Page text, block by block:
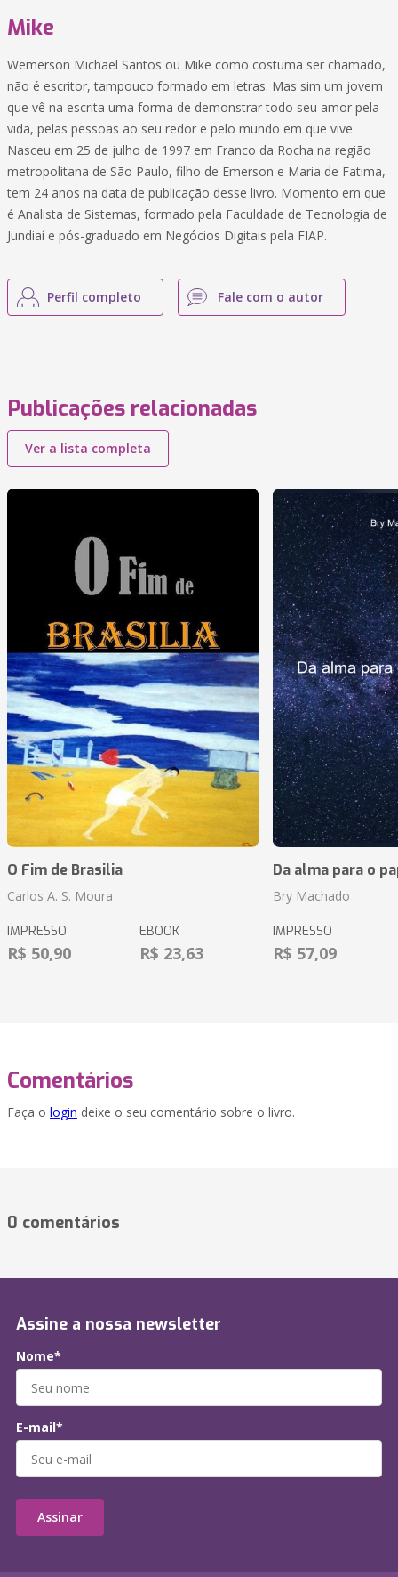
Mike
Wemerson Michael Santos ou Mike como costuma ser chamado,
não é escritor, tampouco formado em letras. Mas sim um jovem
que vê na escrita uma forma de demonstrar todo seu amor pela
vida, pelas pessoas ao seu redor e pelo mundo em que vive.
Nasceu em 25 de julho de 1997 em Franco da Rocha na região
metropolitana de São Paulo, filho de Emerson e Maria de Fatima,
tem 24 anos na data de publicação desse livro. Momento em que
é Analista de Sistemas, formado pela Faculdade de Tecnologia de
Jundiaí e pós-graduado em Negócios Digitais pela FIAP.
Perfil completo Fale com o autor
Publicações relacionadas
Ver a lista completa
O Fim de Brasilia
Carlos A. S. Moura
IMPRESSO
R$ 50,90
EBOOK
R$ 23,63
Da alma para o
Bry Machado
IMPRESSO
R$ 57,09
Comentários
Faça o login deixe o seu comentário sobre o livro.
0 comentários
Assine a nossa newsletter
Nome*
E-mail*
Assinar